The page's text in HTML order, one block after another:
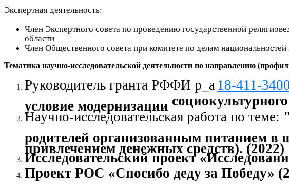
Экспертная деятельность:
Член Экспертного совета по проведению государственной
области
Член Общественного совета при комитете по делам национальностей
Тематика научно-исследовательской деятельности по направлению
Руководитель гранта РФФИ р_а 18-411-
условие модернизации социокультурного
Научно-исследовательская работа по теме:
родителей организованным питанием в
привлечением денежных средств). (2022)
Исследовательский проект
Проект РОС «Спосибо деду за Победу»